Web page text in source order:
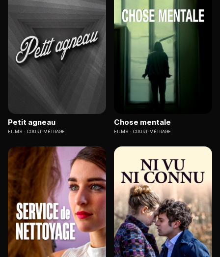
Petit agneau
FILMS COURT-MÉTRAGE
Chose mentale
FILMS COURT-MÉTRAGE